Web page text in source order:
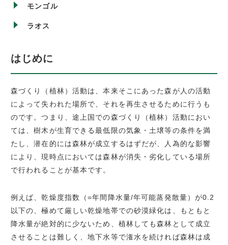
モンゴル
ラオス
はじめに
森づくり（植林）活動は、本来そこにあった森が人の活動
によって失われた場所で、それを再生させるために行うも
のです。つまり、途上国での森づくり（植林）活動におい
ては、樹木が生育できる最低限の気象・土壌等の条件を満
たし、潜在的には森林が成立するはずだが、人為的な影響
により、現時点においては森林が消失・劣化している場所
で行われることが基本です。
例えば、乾燥度指数（=年間降水量/年可能蒸発散量）が0.2
以下の、極めて厳しい乾燥地帯での砂漠緑化は、もともと
降水量が絶対的に少ないため、植林しても森林として成立
させることは難しく、地下水等で潅水を続ければ森林は成